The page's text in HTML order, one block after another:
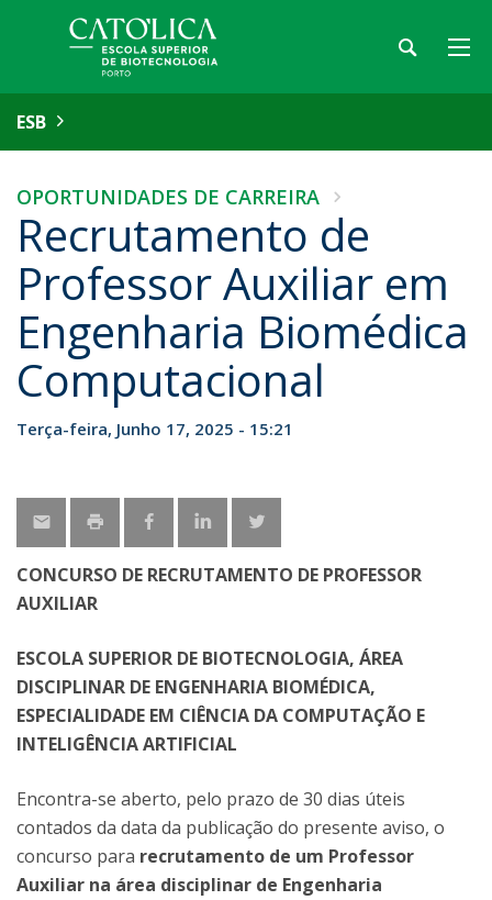
ESB
OPORTUNIDADES DE CARREIRA
Recrutamento de
Professor Auxiliar em
Engenharia Biomédica
Computacional
Terça-feira, Junho 17, 2025 - 15:21
CONCURSO DE RECRUTAMENTO DE PROFESSOR
AUXILIAR
ESCOLA SUPERIOR DE BIOTECNOLOGIA, ÁREA
DISCIPLINAR DE ENGENHARIA BIOMÉDICA,
ESPECIALIDADE EM CIÊNCIA DA COMPUTAÇÃO E
INTELIGÊNCIA ARTIFICIAL
Encontra-se aberto, pelo prazo de 30 dias úteis
contados da data da publicação do presente aviso, o
concurso para recrutamento de um Professor
Auxiliar na área disciplinar de Engenharia